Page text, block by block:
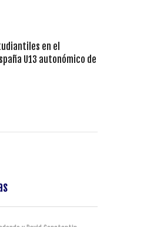
en el
U13 autonómico de